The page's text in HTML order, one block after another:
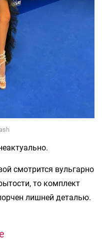
смотрится вульгарно
то комплект
лишней деталью.